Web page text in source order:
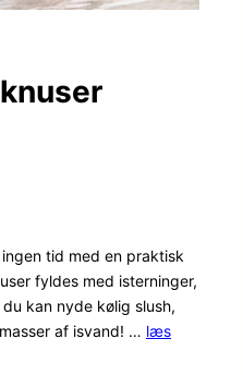
tid med en praktisk
fyldes med isterninger,
kan nyde kølig slush,
af isvand! … læs